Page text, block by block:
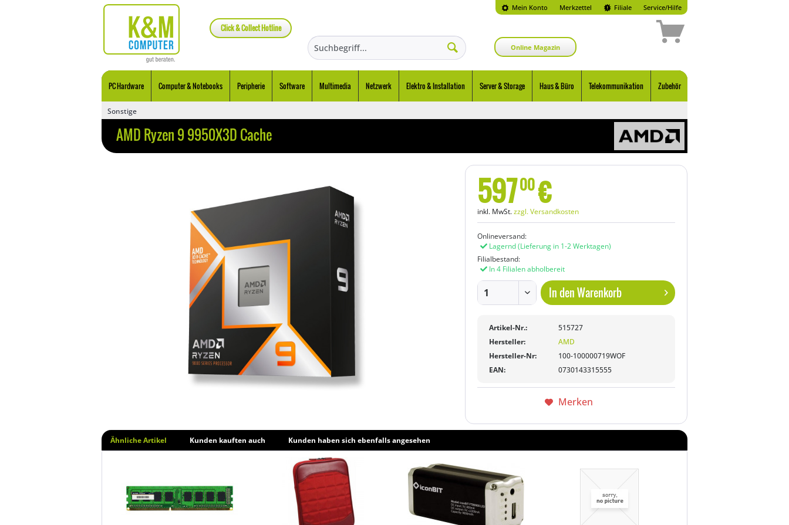
Mein Konto Merkzettel
Click & Collect Hotline
Filiale Service/Hilfe
Online Magazin
PC Hardware Computer & Notebooks Peripherie Software Multimedia Netzwerk Elektro & Installation Server & Storage Haus & Büro Telekommunikation Zubehör
Sonstige
AMD Ryzen 9 9950X3D Cache
59700€
inkl. MwSt.zzgl. Versandkosten
Onlineversand:
Lagernd(Lieferung in 1-2 Werktagen)
Filialbestand:
In 4 Filialen abholbereit
In denWarenkorb
Artikel-Nr.:
515727
Hersteller:
AMD
Hersteller-Nr:
100-100000719WOF
EAN:
0730143315555
Merken
Ähnliche Artikel Kunden kauften auch Kunden haben sich ebenfalls angesehen